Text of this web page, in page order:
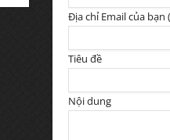
Địa chỉ Email của bạn
Tiêu đề
Nội dung